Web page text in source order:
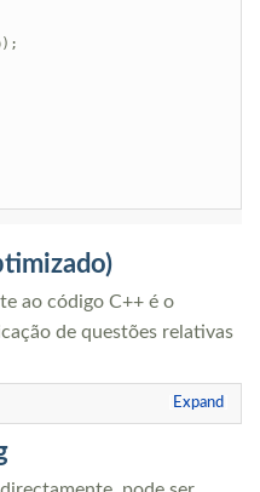
);
ao código C++ é o
de questões relativas
Expand